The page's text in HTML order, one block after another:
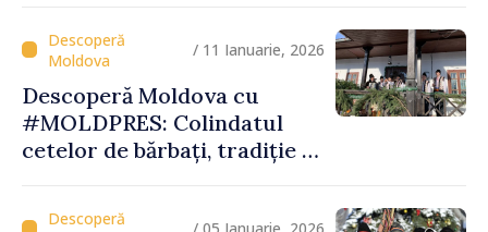
/ 11 Ianuarie, 2026
Descoperă Moldova cu
#MOLDPRES: Colindatul
cetelor de bărbați, tradiție și